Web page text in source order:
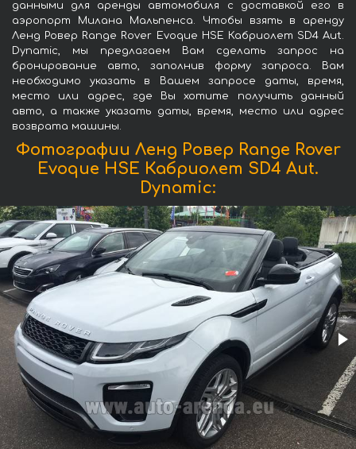
данными для аренды автомобиля с доставкой его в
аэропорт Милана Мальпенса. Чтобы взять в аренду
Ленд Ровер Range Rover Evoque HSE Кабриолет SD4 Aut.
Dynamic, мы предлагаем Вам сделать запрос на
бронирование авто, заполнив форму запроса. Вам
необходимо указать в Вашем запросе даты, время,
место или адрес, где Вы хотите получить данный
авто, а также указать даты, время, место или адрес
возврата машины.
Фотографии Ленд Ровер Range Rover
Evoque HSE Кабриолет SD4 Aut.
Dynamic: